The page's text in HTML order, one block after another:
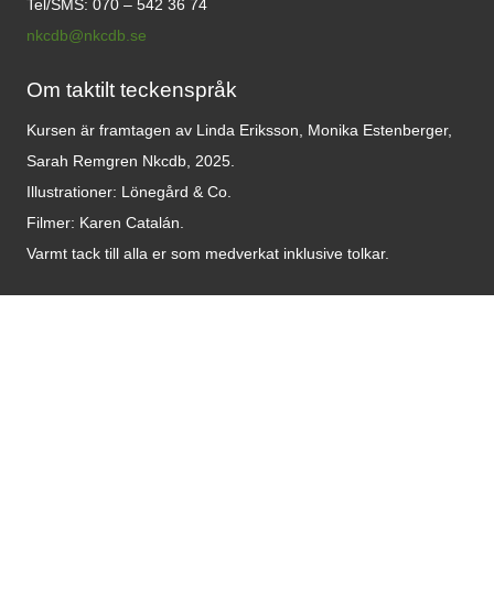
Tel/SMS: 070 – 542 36 74
nkcdb@nkcdb.se
Om taktilt teckenspråk
Kursen är framtagen av Linda Eriksson, Monika Estenberger,
Sarah Remgren Nkcdb, 2025.
Illustrationer: Lönegård & Co.
Filmer: Karen Catalán.
Varmt tack till alla er som medverkat inklusive tolkar.